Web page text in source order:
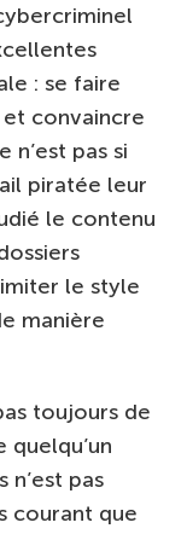
: se faire
convaincre
n’est pas si
piratée leur
le contenu
le style
manière
toujours de
n’est pas
courant que